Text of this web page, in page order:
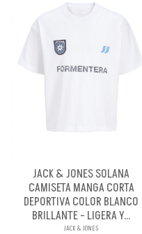
JACK & JONES SOLANA
CAMISETA MANGA CORTA
DEPORTIVA COLOR BLANCO
BRILLANTE - LIGERA Y...
JACK & JONES